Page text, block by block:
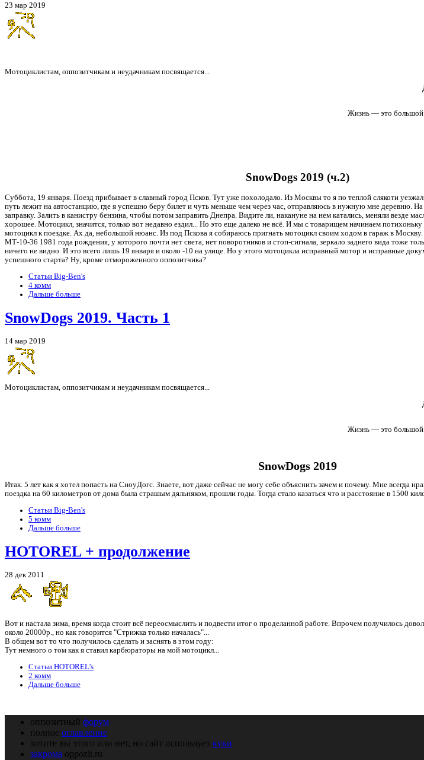
23 мар 2019
Мотоциклистам, оппозитчикам и неудачникам посвящается...
Жизнь — это большой
SnowDogs 2019 (ч.2)
Суббота, 19 января. Поезд прибывает в славный город Псков. Тут уже похолодало. Из Москвы то я по теплой слякоти
путь лежит на автостанцию, где я успешно беру билет и чуть меньше чем через час, отправляюсь в нужную мне деревню.
заправку. Залить в канистру бензина, чтобы потом заправить Днепра. Видите ли, накануне на нем катались, меняли везде
хорошее. Мотоцикл, значится, только вот недавно ездил... Но это еще далеко не всё. И мы с товарищем начинаем потихоньку
мотоцикл к поездке. Ах да, небольшой нюанс. Из под Пскова я собираюсь пригнать мотоцикл своим ходом в гараж в
МТ-10-36 1981 года рождения, у которого почти нет света, нет поворотников и стоп-сигнала, зеркало заднего вида тоже
ничего не видно. И это всего лишь 19 января и около -10 на улице. Но у этого мотоцикла исправный мотор и исправные
успешного старта? Ну, кроме отмороженного оппозитчика?
Статьи Big-Ben's
4 комм
Дальше больше
SnowDogs 2019. Часть 1
14 мар 2019
Мотоциклистам, оппозитчикам и неудачникам посвящается...
Жизнь — это большой
SnowDogs 2019
Итак. 5 лет как я хотел попасть на СноуДогс. Знаете, вот даже сейчас не могу себе объяснить зачем и почему. Мне всегда
поездка на 60 километров от дома была страшым дяльняком, прошли годы. Тогда стало казаться что и расстояние в 1500
Статьи Big-Ben's
5 комм
Дальше больше
HOTOREL + продолжение
28 дек 2011
Вот и настала зима, время когда стоит всё переосмыслить и подвести итог о проделанной работе. Впрочем получилось
около 20000р., но как говорится "Стрижка только началась"...
В общем вот то что получилось сделать и заснять в этом году:
Тут немного о том как я ставил карбюраторы на мой мотоцикл...
Статьи HOTOREL's
2 комм
Дальше больше
оппозитный форум
полное оглавление
хотите вы этого или нет, но сайт использует куки
закрома oppozit.ru